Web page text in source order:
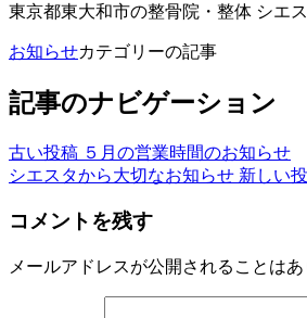
東京都東大和市の整骨院・整体 シエ
お知らせカテゴリーの記事
記事のナビゲーション
古い投稿 ５月の営業時間のお知らせ
シエスタから大切なお知らせ 新しい
コメントを残す
メールアドレスが公開されることはあ